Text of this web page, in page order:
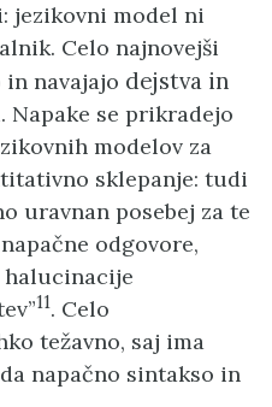
jezikovni model ni
Celo najnovejši
navajajo dejstva in
Napake se prikradejo
modelov za
sklepanje: tudi
uravnan posebej za te
odgovore,
halucinacije
11. Celo
težavno, saj ima
napačno sintakso in